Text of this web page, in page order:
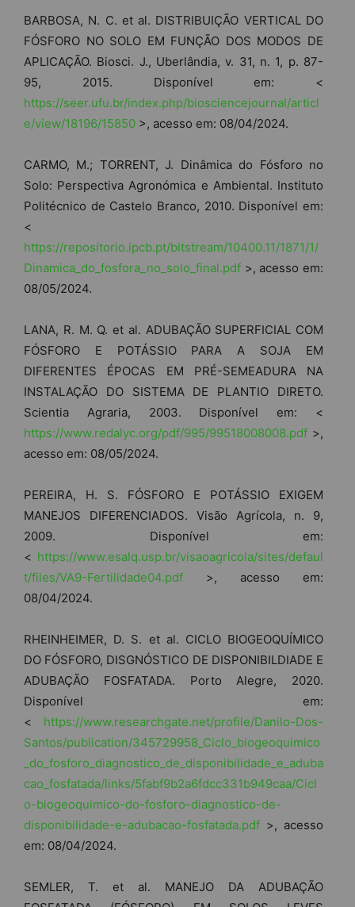
BARBOSA, N. C. et al. DISTRIBUIÇÃO VERTICAL DO
FÓSFORO NO SOLO EM FUNÇÃO DOS MODOS DE
APLICAÇÃO. Biosci. J., Uberlândia, v. 31, n. 1, p. 87-
95, 2015. Disponível em: <
https://seer.ufu.br/index.php/biosciencejournal/articl
e/view/18196/15850 >, acesso em: 08/04/2024.
CARMO, M.; TORRENT, J. Dinâmica do Fósforo no
Solo: Perspectiva Agronómica e Ambiental. Instituto
Politécnico de Castelo Branco, 2010. Disponível em:
<
https://repositorio.ipcb.pt/bitstream/10400.11/1871/1/
Dinamica_do_fosfora_no_solo_final.pdf >, acesso em:
08/05/2024.
LANA, R. M. Q. et al. ADUBAÇÃO SUPERFICIAL COM
FÓSFORO E POTÁSSIO PARA A SOJA EM
DIFERENTES ÉPOCAS EM PRÉ-SEMEADURA NA
INSTALAÇÃO DO SISTEMA DE PLANTIO DIRETO.
Scientia Agraria, 2003. Disponível em: <
https://www.redalyc.org/pdf/995/99518008008.pdf >,
acesso em: 08/05/2024.
PEREIRA, H. S. FÓSFORO E POTÁSSIO EXIGEM
MANEJOS DIFERENCIADOS. Visão Agrícola, n. 9,
2009. Disponível em:
< https://www.esalq.usp.br/visaoagricola/sites/defaul
t/files/VA9-Fertilidade04.pdf >, acesso em:
08/04/2024.
RHEINHEIMER, D. S. et al. CICLO BIOGEOQUÍMICO
DO FÓSFORO, DISGNÓSTICO DE DISPONIBILDIADE E
ADUBAÇÃO FOSFATADA. Porto Alegre, 2020.
Disponível em:
< https://www.researchgate.net/profile/Danilo-Dos-
Santos/publication/345729958_Ciclo_biogeoquimico
_do_fosforo_diagnostico_de_disponibilidade_e_aduba
cao_fosfatada/links/5fabf9b2a6fdcc331b949caa/Cicl
o-biogeoquimico-do-fosforo-diagnostico-de-
disponibilidade-e-adubacao-fosfatada.pdf >, acesso
em: 08/04/2024.
SEMLER, T. et al. MANEJO DA ADUBAÇÃO